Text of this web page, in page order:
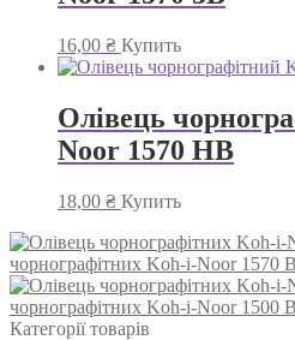
16,00 ₴ Купить
Олівець
Noor 1570 HB
18,00 ₴ Купить
чорнографітних Koh-i-Noor 1570 B
чорнографітних Koh-i-Noor 1500 B
Категорії товарів